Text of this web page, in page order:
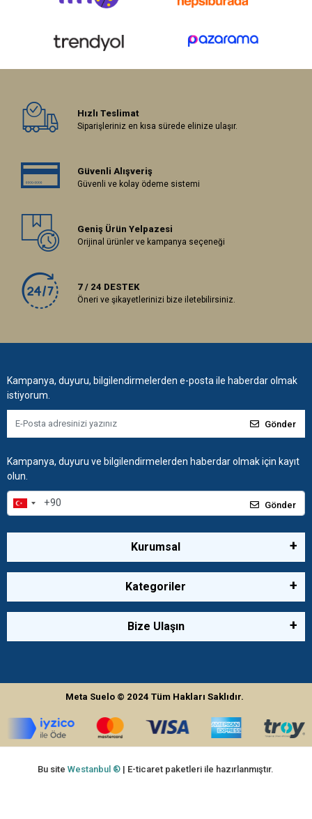
Hızlı Teslimat
Siparişleriniz en kısa sürede elinize ulaşır.
Güvenli Alışveriş
Güvenli ve kolay ödeme sistemi
Geniş Ürün Yelpazesi
Orijinal ürünler ve kampanya seçeneği
7 / 24 DESTEK
Öneri ve şikayetlerinizi bize iletebilirsiniz.
Kampanya, duyuru, bilgilendirmelerden e-posta ile haberdar olmak
istiyorum.
Gönder
Kampanya, duyuru ve bilgilendirmelerden haberdar olmak için kayıt
olun.
Gönder
Kurumsal
Kategoriler
Bize Ulaşın
Meta Suelo © 2024Tüm Hakları Saklıdır.
Bu siteWestanbul ® | E-ticaret paketleri ile hazırlanmıştır.